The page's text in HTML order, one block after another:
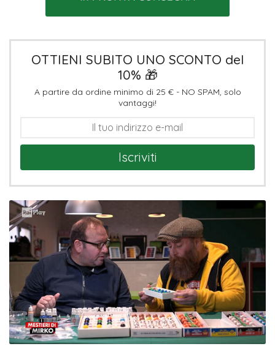
OTTIENI SUBITO UNO SCONTO del
10% 🎁
A partire da ordine minimo di 25 € - NO SPAM, solo
vantaggi!
Iscriviti